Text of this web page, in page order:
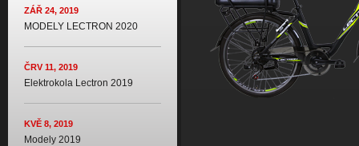
ZÁŘ 24, 2019
MODELY LECTRON 2020
ČRV 11, 2019
Elektrokola Lectron 2019
KVĚ 8, 2019
Modely 2019